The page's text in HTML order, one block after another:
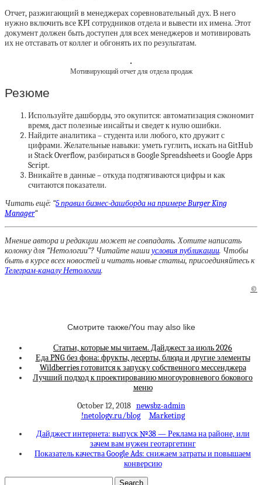
Отчет, разжигающий в менеджерах соревновательный дух. В него
нужно включить все KPI сотрудников отдела и вывести их имена. Этот
документ должен быть доступен для всех менеджеров и мотивировать
их не отставать от коллег и обгонять их по результатам.
Мотивирующий отчет для отдела продаж
Резюме
Используйте дашборды, это окупится: автоматизация сэкономит
время, даст полезные инсайты и сведет к нулю ошибки.
Найдите аналитика – студента или любого, кто дружит с
цифрами. Желательные навыки: уметь гуглить, искать на GitHub
и Stack Overflow, разбираться в Google Spreadsheets и Google Apps
Script.
Вникайте в данные – откуда подтягиваются цифры и как
считаются показатели.
Читать ещё: “5 правил бизнес-дашборда на примере Burger King
Manager“
Мнение автора и редакции может не совпадать. Хотите написать
колонку для “Нетологии”? Читайте нашиусловия публикации. Чтобы
быть в курсе всех новостей и читать новые статьи, присоединяйтесь к
Телеграм-каналу Нетологии.
©
Смотрите также/You may also like
Статьи, которые мы читаем. Дайджест за июль 2026
Еда PNG без фона: фрукты, десерты, блюда и другие элементы
Wildberries готовится к запуску собственного мессенджера
Лучший подход к проектированию многоуровневого бокового
меню
October 12, 2018 newsbz-admin
!netology.ru/blog
Marketing
Дайджест интернета: выпуск №38 — Реклама на районе, или
зачем вам нужен геотаргетинг
Показатель качества Google Ads: снижаем затраты и повышаем
конверсию